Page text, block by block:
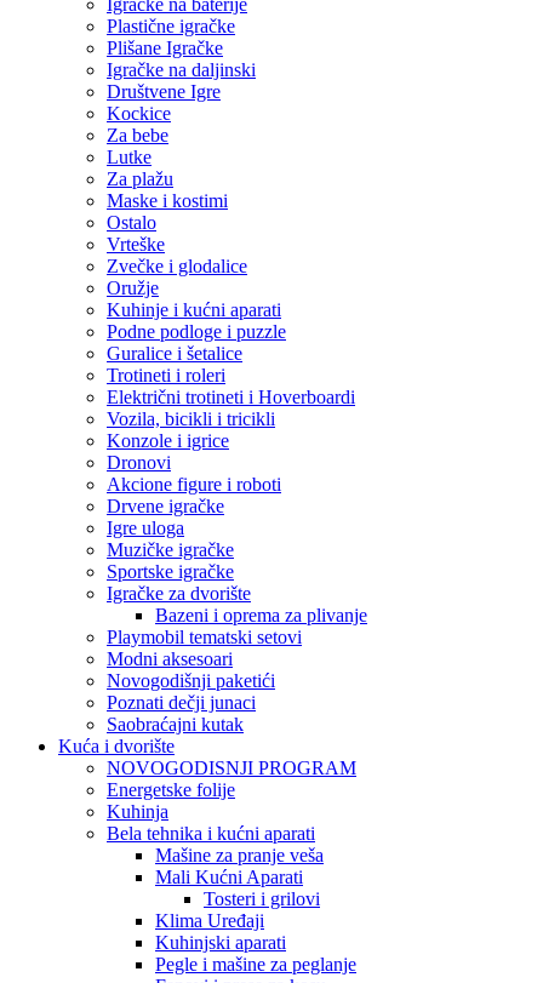
Plastične igračke
Plišane Igračke
Igračke na daljinski
Društvene Igre
Kockice
Za bebe
Lutke
Za plažu
Maske i kostimi
Ostalo
Vrteške
Zvečke i glodalice
Oružje
Kuhinje i kućni aparati
Podne podloge i puzzle
Guralice i šetalice
Trotineti i roleri
Električni trotineti i Hoverboardi
Vozila, bicikli i tricikli
Konzole i igrice
Dronovi
Akcione figure i roboti
Drvene igračke
Igre uloga
Muzičke igračke
Sportske igračke
‎Igračke za dvorište
Bazeni i oprema za plivanje
Playmobil tematski setovi
Modni aksesoari
Novogodišnji paketići
Poznati dečji junaci
Saobraćajni kutak
Kuća i dvorište
NOVOGODISNJI PROGRAM
Energetske folije
Kuhinja
Bela tehnika i kućni aparati
Mašine za pranje veša
Mali Kućni Aparati
Tosteri i grilovi
Klima Uređaji
Kuhinjski aparati
Pegle i mašine za peglanje